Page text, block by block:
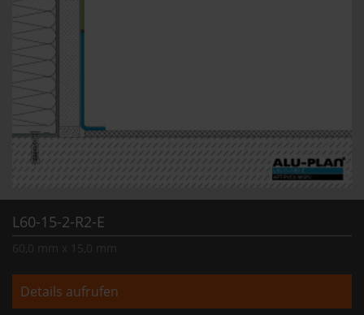
L60-15-2-R2-E
Details aufrufen